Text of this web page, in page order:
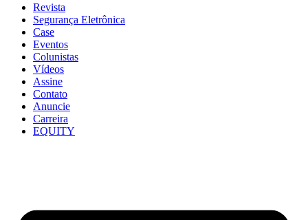
Revista
Segurança Eletrônica
Case
Eventos
Colunistas
Vídeos
Assine
Contato
Anuncie
Carreira
EQUITY